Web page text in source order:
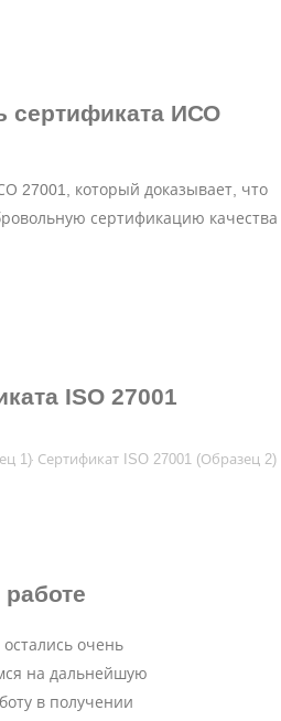
сертификата ИСО
27001, который доказывает, что
сертификацию качества
ISO 27001
1) Сертификат ISO 27001 (Образец 2)
очень
на дальнейшую
в получении